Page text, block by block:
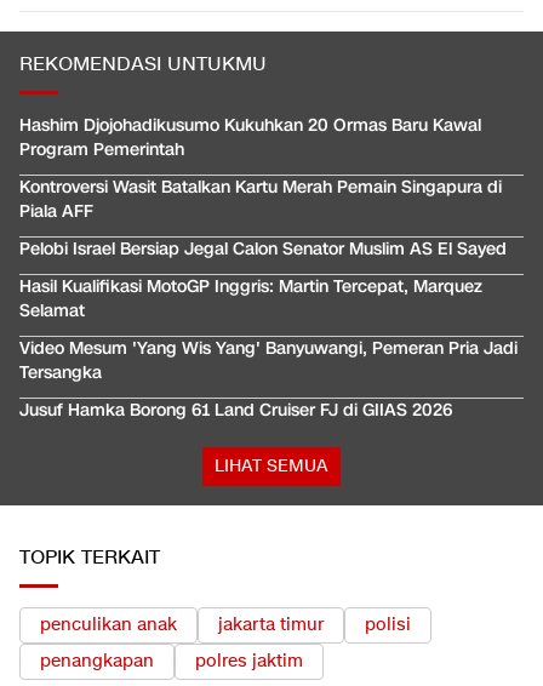
REKOMENDASI UNTUKMU
Hashim Djojohadikusumo Kukuhkan 20 Ormas Baru Kawal
Program Pemerintah
Kontroversi Wasit Batalkan Kartu Merah Pemain Singapura di
Piala AFF
Pelobi Israel Bersiap Jegal Calon Senator Muslim AS El Sayed
Hasil Kualifikasi MotoGP Inggris: Martin Tercepat, Marquez
Selamat
Video Mesum 'Yang Wis Yang' Banyuwangi, Pemeran Pria Jadi
Tersangka
Jusuf Hamka Borong 61 Land Cruiser FJ di GIIAS 2026
LIHAT SEMUA
TOPIK TERKAIT
penculikan anak jakarta timur
polisi
penangkapan
polres jaktim